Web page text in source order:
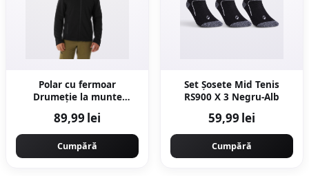
Polar cu fermoar
Drumeție la munte
89,99 lei
Cumpără
Set Şosete Mid Tenis
RS900 X 3 Negru-Alb
59,99 lei
Cumpără